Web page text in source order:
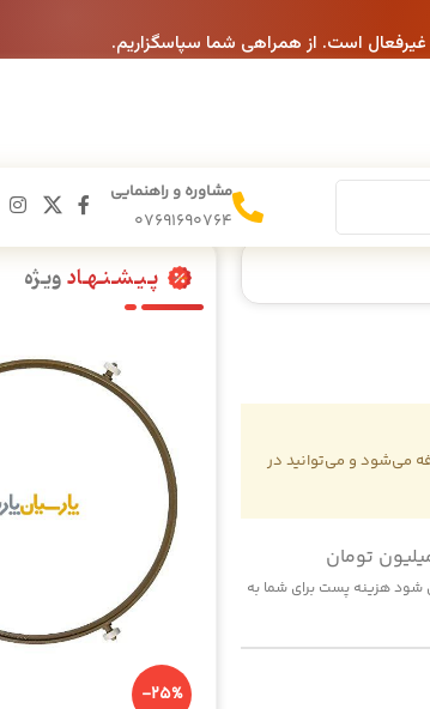
غیرفعال است. از همراهی شما سپاسگزاریم.
مشاوره و راهنمایی
07691690764
می‌شود و می‌توانید در
بالای 6 میلیون تومان شود هزینه پست برای شما به
پـیـشـنـهـادویـژه
-25%